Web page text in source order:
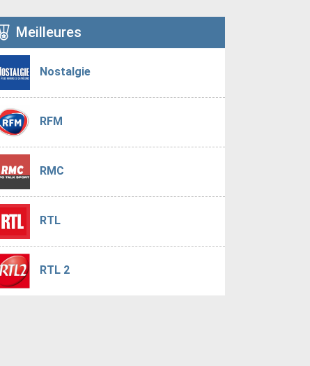
Meilleures
Nostalgie
RFM
RMC
RTL
RTL 2